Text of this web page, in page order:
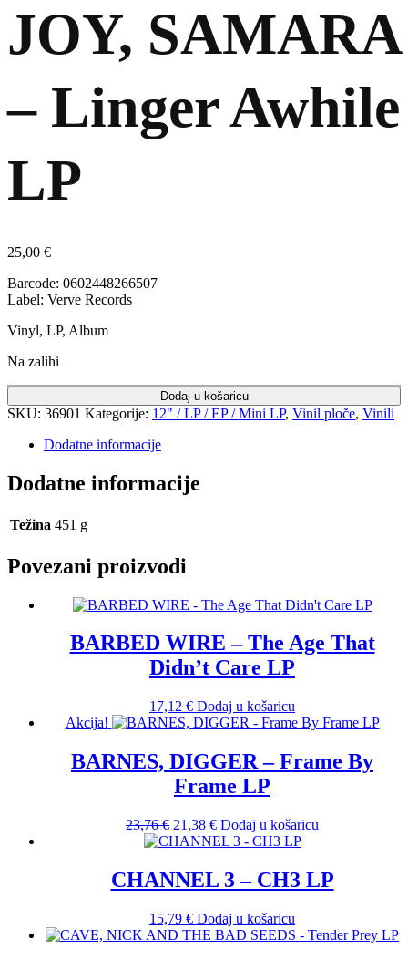
JOY, SAMARA
– Linger Awhile
LP
25,00 €
Barcode: 0602448266507
Label: Verve Records
Vinyl, LP, Album
Na zalihi
Dodaj u košaricu
SKU: 36901 Kategorije: 12" / LP / EP / Mini LP, Vinil ploče, Vinili
Dodatne informacije
Dodatne informacije
Težina 451 g
Povezani proizvodi
BARBED WIRE – The Age That
Didn’t Care LP
17,12 € Dodaj u košaricu
Akcija!
BARNES, DIGGER – Frame By
Frame LP
23,76€ Izvorna
cijena
je:
23,76 €.
21,38 €Trenutna
cijena
21,38 €.
Dodaj u košaricu
CHANNEL 3 – CH3 LP
15,79 € Dodaj u košaricu